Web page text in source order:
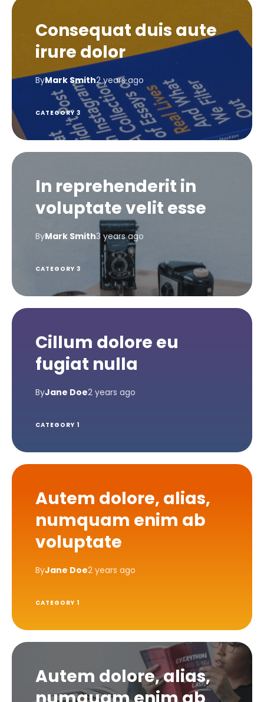
Consequat duis aute
irure dolor
ByMark Smith2 years ago
CATEGORY 3
In reprehenderit in
voluptate velit esse
ByMark Smith3 years ago
CATEGORY 3
Cillum dolore eu
fugiat nulla
ByJane Doe2 years ago
CATEGORY 1
Autem dolore, alias,
numquam enim ab
voluptate
ByJane Doe2 years ago
CATEGORY 1
Autem dolore, alias,